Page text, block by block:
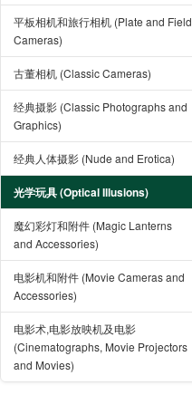
平板相机和旅行相机 (Plate and Field
Cameras)
古董相机 (Classic Cameras)
经典摄影 (Classic Photographs and
Graphics)
经典人体摄影 (Nude and Erotica)
光学玩具 (Optical Illusions)
魔幻彩灯和附件 (Magic Lanterns
and Accessories)
电影机和附件 (Movie Cameras and
Accessories)
电影术,电影放映机及电影
(Cinematographs, Movie Projectors
and Movies)